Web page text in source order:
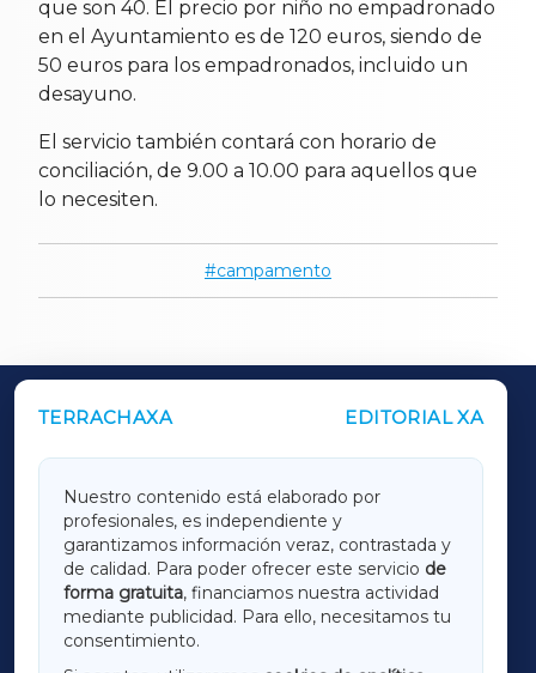
que son 40. El precio por niño no empadronado
en el Ayuntamiento es de 120 euros, siendo de
50 euros para los empadronados, incluido un
desayuno.
El servicio también contará con horario de
conciliación, de 9.00 a 10.00 para aquellos que
lo necesiten.
campamento
TERRACHAXA EDITORIAL XA
Nuestro contenido está elaborado por
profesionales, es independiente y
garantizamos información veraz, contrastada y
de calidad. Para poder ofrecer este servicio de
forma gratuita, financiamos nuestra actividad
mediante publicidad. Para ello, necesitamos tu
consentimiento.
OUTROS PERIÓDICOS
LUGOXA
TERRACHAXA